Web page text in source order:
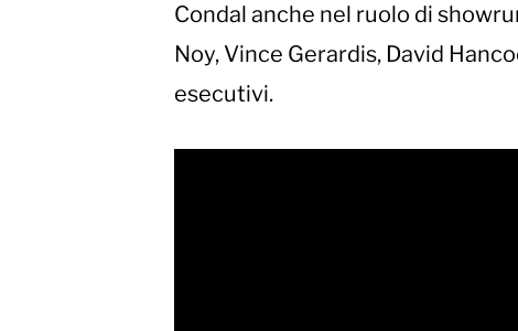
Condal anche nel ruolo di
Noy, Vince Gerardis, David
esecutivi.